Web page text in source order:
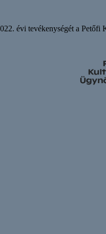
évi tevékenységét a